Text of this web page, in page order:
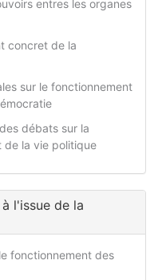
entres les organes
concret de la
sur le fonctionnement
débats sur la
de la vie politique
l'issue de la
fonctionnement des